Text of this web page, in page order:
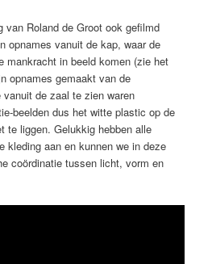
van Roland de Groot ook gefilmd
opnames vanuit de kap, waar de
mankracht in beeld komen (zie het
opnames gemaakt van de
de zaal te zien waren
beelden dus het witte plastic op de
te liggen. Gelukkig hebben alle
kleding aan en kunnen we in deze
coördinatie tussen licht, vorm en